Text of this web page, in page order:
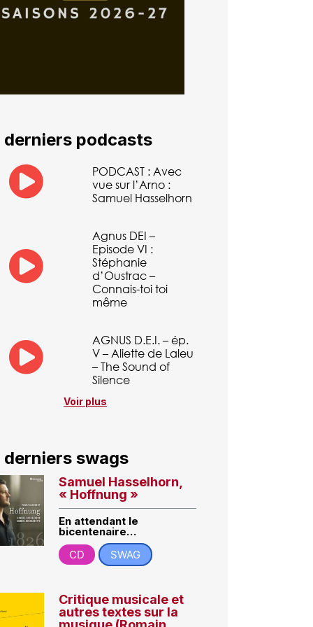
derniers podcasts
PODCAST : Avec
vue sur l’Arno :
Samuel Hasselhorn
Agnus DEI –
Episode VI :
Stéphanie
d’Oustrac –
Connais-toi toi
même
AGNUS D.E.I. – ép.
V – Aliette de Laleu
– The Sound of
Silence
Voir plus
derniers swags
Samuel Hasselhorn,
« Hoffnung »
En attendant le
bicentenaire…
CD
SWAG
Critique musicale et
autres textes sur la